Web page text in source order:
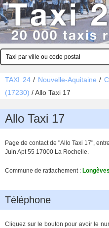
TAXI 24/ Nouvelle-Aquitaine /
(17230) /Allo Taxi 17
Allo Taxi 17
Page de contact de "Allo Taxi 17",
Juin Apt 55 17000 La Rochelle.
Commune de rattachement : Longèves
Téléphone
Cliquez sur le bouton pour avoir le